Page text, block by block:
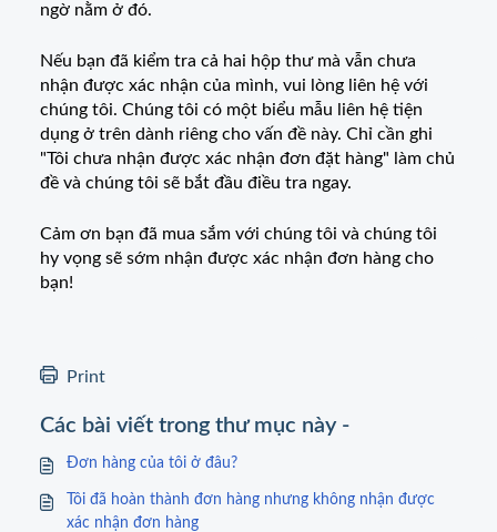
ngờ nằm ở đó.
Nếu bạn đã kiểm tra cả hai hộp thư mà vẫn chưa
nhận được xác nhận của mình, vui lòng liên hệ với
chúng tôi. Chúng tôi có một biểu mẫu liên hệ tiện
dụng ở trên dành riêng cho vấn đề này. Chỉ cần ghi
"Tôi chưa nhận được xác nhận đơn đặt hàng" làm chủ
đề và chúng tôi sẽ bắt đầu điều tra ngay.
Cảm ơn bạn đã mua sắm với chúng tôi và chúng tôi
hy vọng sẽ sớm nhận được xác nhận đơn hàng cho
bạn!
Print
Các bài viết trong thư mục này -
Đơn hàng của tôi ở đâu?
Tôi đã hoàn thành đơn hàng nhưng không nhận được
xác nhận đơn hàng